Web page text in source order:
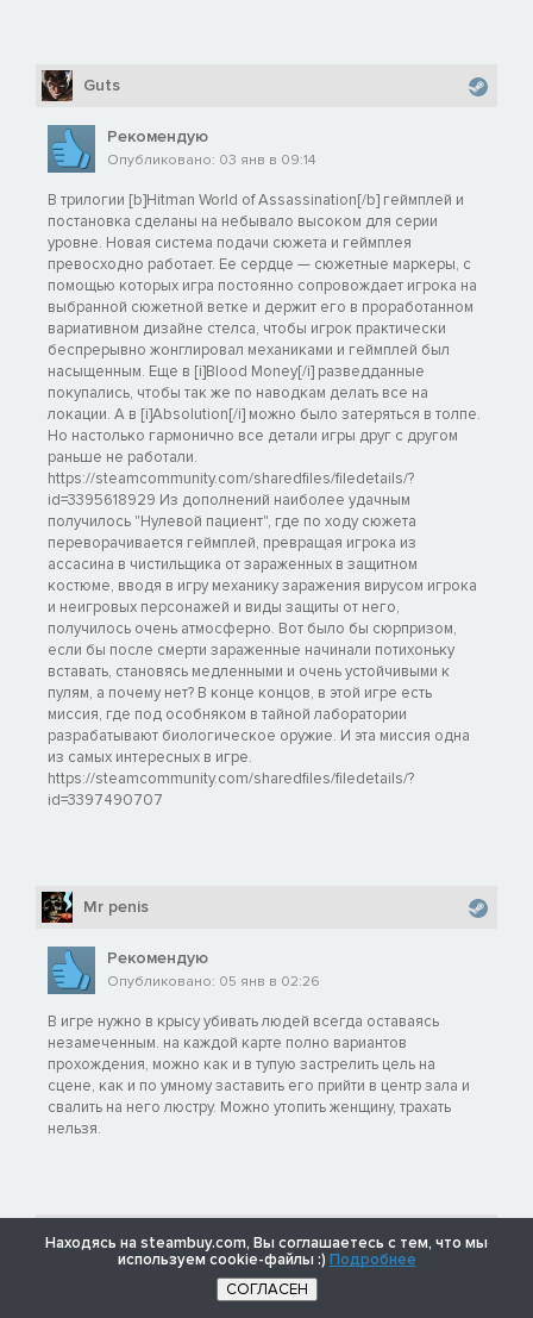
Guts
Рекомендую
Опубликовано: 03 янв в 09:14
В трилогии [b]Hitman World of Assassination[/b] геймплей и
постановка сделаны на небывало высоком для серии
уровне. Новая система подачи сюжета и геймплея
превосходно работает. Ее сердце — сюжетные маркеры, с
помощью которых игра постоянно сопровождает игрока на
выбранной сюжетной ветке и держит его в проработанном
вариативном дизайне стелса, чтобы игрок практически
беспрерывно жонглировал механиками и геймплей был
насыщенным. Еще в [i]Blood Money[/i] разведданные
покупались, чтобы так же по наводкам делать все на
локации. А в [i]Absolution[/i] можно было затеряться в толпе.
Но настолько гармонично все детали игры друг с другом
раньше не работали.
https://steamcommunity.com/sharedfiles/filedetails/?
id=3395618929 Из дополнений наиболее удачным
получилось "Нулевой пациент", где по ходу сюжета
переворачивается геймплей, превращая игрока из
ассасина в чистильщика от зараженных в защитном
костюме, вводя в игру механику заражения вирусом игрока
и неигровых персонажей и виды защиты от него,
получилось очень атмосферно. Вот было бы сюрпризом,
если бы после смерти зараженные начинали потихоньку
вставать, становясь медленными и очень устойчивыми к
пулям, а почему нет? В конце концов, в этой игре есть
миссия, где под особняком в тайной лаборатории
разрабатывают биологическое оружие. И эта миссия одна
из самых интересных в игре.
https://steamcommunity.com/sharedfiles/filedetails/?
id=3397490707
Mr penis
Рекомендую
Опубликовано: 05 янв в 02:26
В игре нужно в крысу убивать людей всегда оставаясь
незамеченным. на каждой карте полно вариантов
прохождения, можно как и в тупую застрелить цель на
сцене, как и по умному заставить его прийти в центр зала и
свалить на него люстру. Можно утопить женщину, трахать
нельзя.
????????????????????
Находясь на steambuy.com, Вы соглашаетесь с тем, что мы
используем cookie-файлы :) Подробнее